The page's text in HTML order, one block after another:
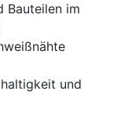
Bauteilen im
und